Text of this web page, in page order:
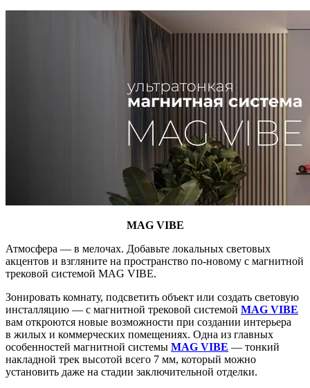
MAG VIBE
Атмосфера — в мелочах. Добавьте локальных световых
акцентов и взгляните на пространство по-новому с магнитной
трековой системой MAG VIBE.
Зонировать комнату, подсветить объект или создать световую
инсталляцию — с магнитной трековой системой MAG VIBE
вам откроются новые возможности при создании интерьера
в жилых и коммерческих помещениях. Одна из главных
особенностей магнитной системы MAG VIBE — тонкий
накладной трек высотой всего 7 мм, который можно
установить даже на стадии заключительной отделки.